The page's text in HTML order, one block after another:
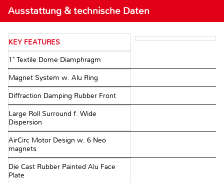
Ausstattung & technische Daten
KEY FEATURES
1" Textile Dome Diamphragm
Magnet System w. Alu Ring
Diffraction Damping Rubber Front
Large Roll Surround f. Wide
Dispersion
AirCirc Motor Design w. 6 Neo
magnets
Die Cast Rubber Painted Alu Face
Plate